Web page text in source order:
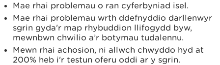
Mae rhai problemau o ran cyferbyniad isel.
Mae rhai problemau wrth ddefnyddio darllenwyr
sgrin gyda'r map rhybuddion llifogydd byw,
mewnbwn chwilio a’r botymau tudalennu.
Mewn rhai achosion, ni allwch chwyddo hyd at
200% heb i'r testun oferu oddi ar y sgrin.